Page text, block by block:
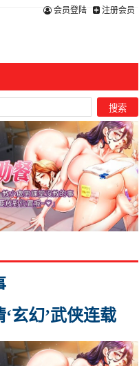
会员登陆 注册会员
玄幻’武侠连载